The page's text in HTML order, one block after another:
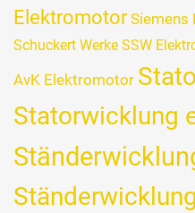
Elektromotor Siemens
Schuckert Werke SSW
AvK Elektromotor
Statorwicklung